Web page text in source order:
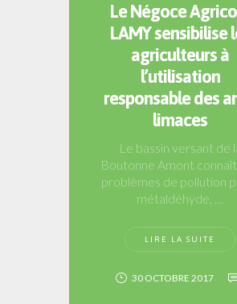
Le Négoce
LAMY sensibilise
agriculteurs à
l’utilisation
responsable des
limaces
Le bassin versant de
Boutonne Amont
problèmes de pollution
métaldéhyde, …
LIRE LA SUITE
30 OCTOBRE 2017